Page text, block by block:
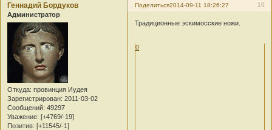
Поделиться 16
2014-09-11 18:26:27
Геннадий Бордуков
Администратор
Откуда: провинция Иудея
Зарегистрирован: 2011-03-02
Сообщений: 49297
Уважение: [+4769/-19]
Позитив: [+11545/-1]
Традиционные эскимосские ножи.
0